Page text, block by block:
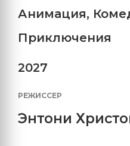
Анимация,
Приключения
2027
РЕЖИССЕР
Энтони